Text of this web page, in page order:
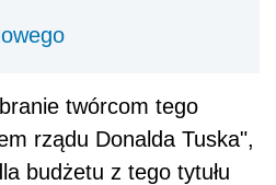
twórcom tego
rządu Donalda Tuska",
budżetu z tego tytułu